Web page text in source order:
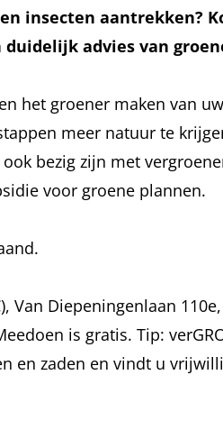
insecten aantrekken?
advies van
het groener maken van
meer natuur te
bezig zijn met
voor groene plannen.
Van Diepeningenlaan
is gratis. Tip:
en zaden en vindt u